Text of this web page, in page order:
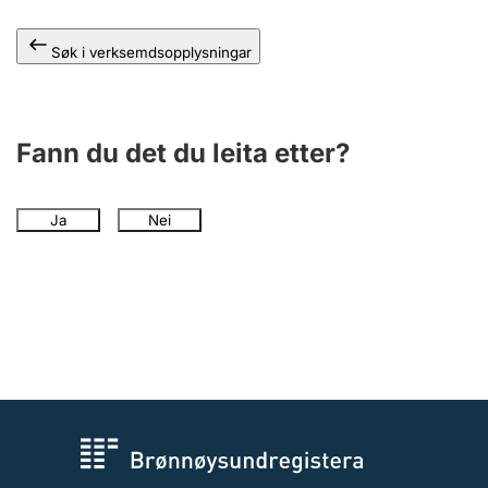
Søk i verksemdsopplysningar
Fann du det du leita etter?
Ja Nei